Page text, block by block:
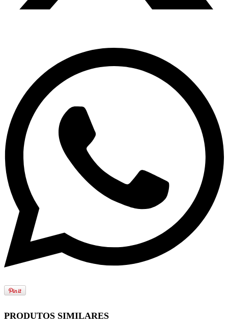
PRODUTOS SIMILARES